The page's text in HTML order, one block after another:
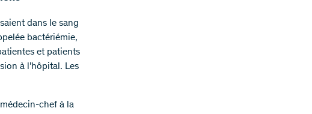
dans le sang
bactériémie,
et patients
à l’hôpital. Les
chef à la